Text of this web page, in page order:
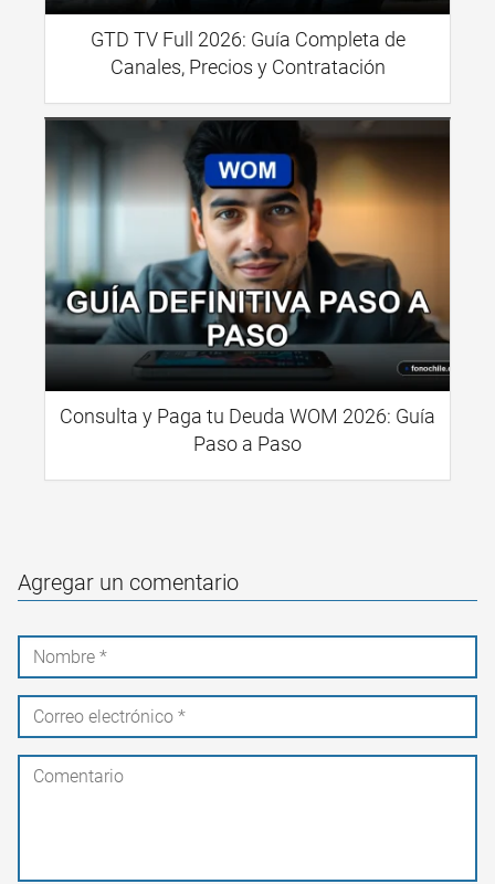
GTD TV Full 2026: Guía Completa de
Canales, Precios y Contratación
Consulta y Paga tu Deuda WOM 2026: Guía
Paso a Paso
Agregar un comentario